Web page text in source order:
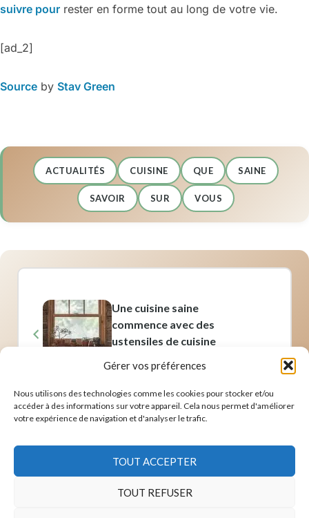
Gérer vos préférences
Nous utilisons des technologies comme les cookies pour stocker et/ou
accéder à des informations sur votre appareil. Cela nous permet d'améliorer
votre expérience de navigation et d'analyser le trafic.
TOUT ACCEPTER
TOUT REFUSER
suivre pour rester en forme tout au long de votre vie.
[ad_2]
Source by Stav Green
ACTUALITÉS CUISINE QUE SAINE
SAVOIR SUR VOUS
Une cuisine saine
commence avec des
ustensiles de cuisine
découvrez
comment ?